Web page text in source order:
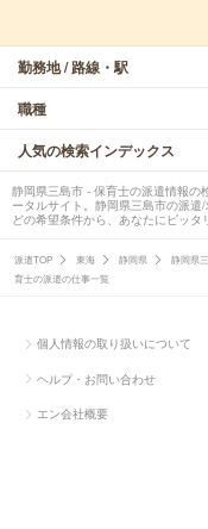
勤務地 / 路線・駅
職種
人気の検索インデックス
静岡県三島市 - 保育士の派遣情報の
ータルサイト。静岡県三島市の派
どの希望条件から、あなたにピッタ
派遣TOP 東海 静岡県 静岡県
育士の派遣の仕事一覧
個人情報の取り扱いについて
ヘルプ・お問い合わせ
エン会社概要